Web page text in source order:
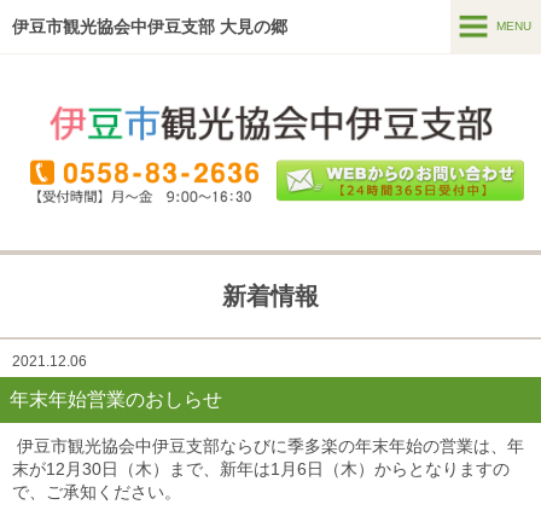
伊豆市観光協会中伊豆支部 大見の郷 MENU
ホーム
温泉・宿泊
ガイドツアー
新着情報
2021.12.06
年末年始営業のおしらせ
伊豆市観光協会中伊豆支部ならびに季多楽の年末年始の営業は、年
末が12月30日（木）まで、新年は1月6日（木）からとなりますの
で、ご承知ください。